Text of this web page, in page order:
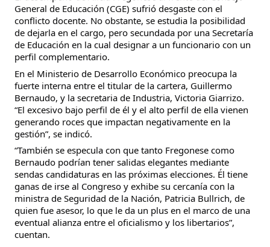
General de Educación (CGE) sufrió desgaste con el
conflicto docente. No obstante, se estudia la posibilidad
de dejarla en el cargo, pero secundada por una Secretaría
de Educación en la cual designar a un funcionario con un
perfil complementario.
En el Ministerio de Desarrollo Económico preocupa la
fuerte interna entre el titular de la cartera, Guillermo
Bernaudo, y la secretaria de Industria, Victoria Giarrizo.
“El excesivo bajo perfil de él y el alto perfil de ella vienen
generando roces que impactan negativamente en la
gestión”, se indicó.
“También se especula con que tanto Fregonese como
Bernaudo podrían tener salidas elegantes mediante
sendas candidaturas en las próximas elecciones. Él tiene
ganas de irse al Congreso y exhibe su cercanía con la
ministra de Seguridad de la Nación, Patricia Bullrich, de
quien fue asesor, lo que le da un plus en el marco de una
eventual alianza entre el oficialismo y los libertarios”,
cuentan.